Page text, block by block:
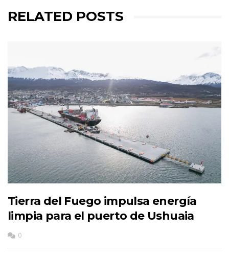
RELATED POSTS
Tierra del Fuego impulsa energía
limpia para el puerto de Ushuaia
0